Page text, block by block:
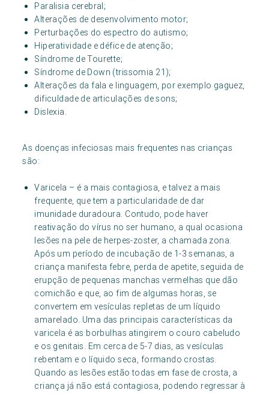
Paralisia cerebral;
Alterações de desenvolvimento motor;
Perturbações do espectro do autismo;
Hiperatividade e défice de atenção;
Síndrome de Tourette;
Síndrome de Down (trissomia 21);
Alterações da fala e linguagem, por exemplo gaguez,
dificuldade de articulações de sons;
Dislexia.
As doenças infeciosas mais frequentes nas crianças
são:
Varicela – é a mais contagiosa, e talvez a mais
frequente, que tem a particularidade de dar
imunidade duradoura. Contudo, pode haver
reativação do vírus no ser humano, a qual ocasiona
lesões na pele de herpes-zoster, a chamada zona.
Após um período de incubação de 1-3 semanas, a
criança manifesta febre, perda de apetite, seguida de
erupção de pequenas manchas vermelhas que dão
comichão e que, ao fim de algumas horas, se
convertem em vesículas repletas de um líquido
amarelado. Uma das principais características da
varicela é as borbulhas atingirem o couro cabeludo
e os genitais. Em cerca de 5-7 dias, as vesículas
rebentam e o líquido seca, formando crostas.
Quando as lesões estão todas em fase de crosta, a
criança já não está contagiosa, podendo regressar à